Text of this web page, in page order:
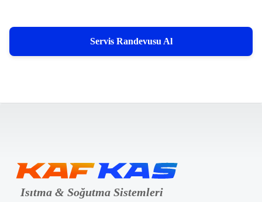
Servis Randevusu Al